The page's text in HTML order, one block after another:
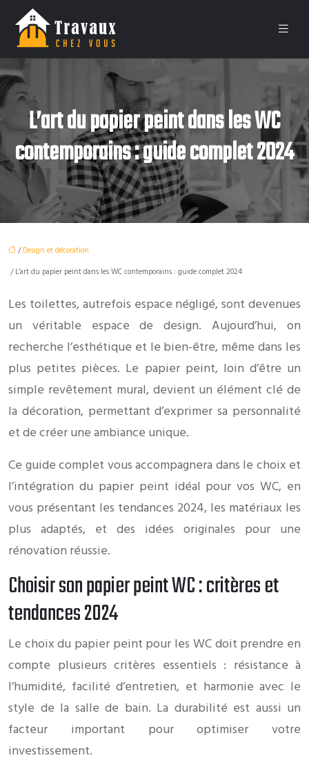
L’art du papier peint dans les WC
contemporains : guide complet 2024
/Design et décoration
/ L’art du papier peint dans les WC contemporains : guide complet 2024
Les toilettes, autrefois espace négligé, sont devenues
un véritable espace de design. Aujourd’hui, on
recherche l’esthétique et le bien-être, même dans les
plus petites pièces. Le papier peint, loin d’être un
simple revêtement mural, devient un élément clé de
la décoration, permettant d’exprimer sa personnalité
et de créer une ambiance unique.
Ce guide complet vous accompagnera dans le choix et
l’intégration du papier peint idéal pour vos WC, en
vous présentant les tendances 2024, les matériaux les
plus adaptés, et des idées originales pour une
rénovation réussie.
Choisir son papier peint WC : critères et
tendances 2024
Le choix du papier peint pour les WC doit prendre en
compte plusieurs critères essentiels : résistance à
l’humidité, facilité d’entretien, et harmonie avec le
style de la salle de bain. La durabilité est aussi un
facteur important pour optimiser votre
investissement.